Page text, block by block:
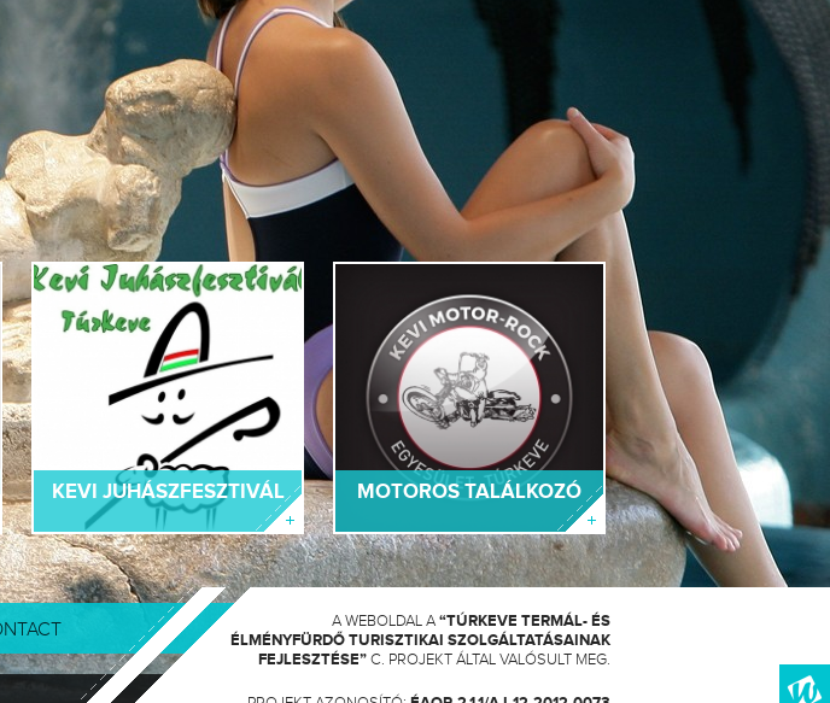
KEVI JUHÁSZFESZTIVÁL MOTOROS TALÁLKOZÓ
A WEBOLDAL A“TÚRKEVE TERMÁL- ÉS
ÉLMÉNYFÜRDŐ TURISZTIKAI SZOLGÁLTATÁSAINAK
FEJLESZTÉSE”C. PROJEKT ÁLTAL VALÓSULT MEG.